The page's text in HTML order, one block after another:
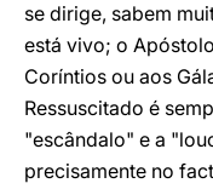
se dirige, sabem
está vivo; o
Coríntios ou aos
Ressuscitado é
"escândalo" e a
precisamente no